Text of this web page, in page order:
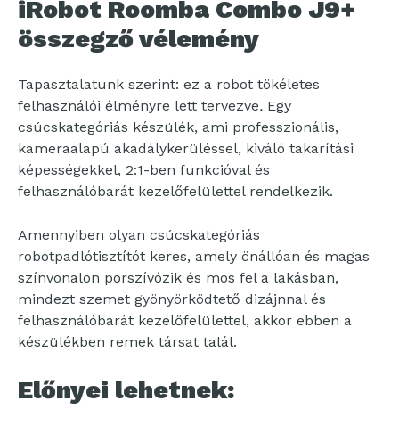
iRobot Roomba Combo J9+
összegző vélemény
Tapasztalatunk szerint: ez a robot tökéletes
felhasználói élményre lett tervezve. Egy
csúcskategóriás készülék, ami professzionális,
kameraalapú akadálykerüléssel, kiváló takarítási
képességekkel, 2:1-ben funkcióval és
felhasználóbarát kezelőfelülettel rendelkezik.
Amennyiben olyan csúcskategóriás
robotpadlótisztítót keres, amely önállóan és magas
színvonalon porszívózik és mos fel a lakásban,
mindezt szemet gyönyörködtető dizájnnal és
felhasználóbarát kezelőfelülettel, akkor ebben a
készülékben remek társat talál.
Előnyei lehetnek: